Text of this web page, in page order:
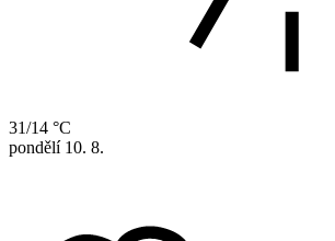
31/14 °C
pondělí 10. 8.